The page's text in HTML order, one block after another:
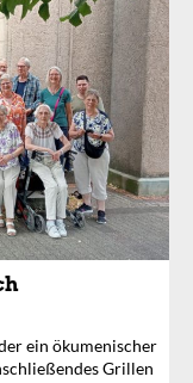
ein ökumenischer
Grillen